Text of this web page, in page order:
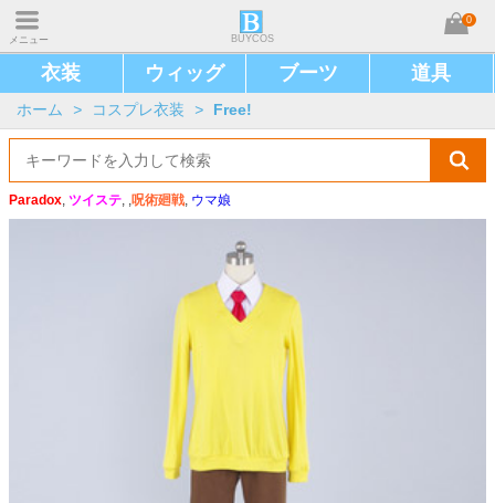
メニュー BUYCOS
0
衣装 ウィッグ ブーツ 道具
ホーム > コスプレ衣装 > Free!
Paradox, ツイステ, ,呪術廻戦, ウマ娘